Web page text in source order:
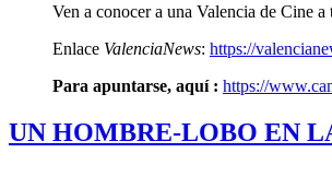
Ven a conocer a una Valencia de Cine
Enlace ValenciaNews: https://
Para apuntarse, aquí : https://
UN HOMBRE-LOBO EN